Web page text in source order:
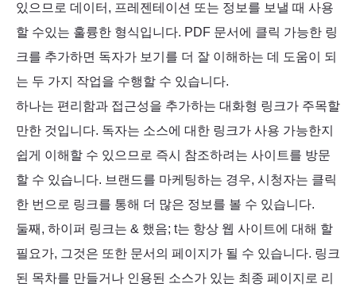
있으므로 데이터, 프레젠테이션 또는 정보를 보낼 때 사용
할 수있는 훌륭한 형식입니다. PDF 문서에 클릭 가능한 링
크를 추가하면 독자가 보기를 더 잘 이해하는 데 도움이 되
는 두 가지 작업을 수행할 수 있습니다.
하나는 편리함과 접근성을 추가하는 대화형 링크가 주목할
만한 것입니다. 독자는 소스에 대한 링크가 사용 가능한지
쉽게 이해할 수 있으므로 즉시 참조하려는 사이트를 방문
할 수 있습니다. 브랜드를 마케팅하는 경우, 시청자는 클릭
한 번으로 링크를 통해 더 많은 정보를 볼 수 있습니다.
둘째, 하이퍼 링크는 & 했음; t는 항상 웹 사이트에 대해 할
필요가, 그것은 또한 문서의 페이지가 될 수 있습니다. 링크
된 목차를 만들거나 인용된 소스가 있는 최종 페이지로 리